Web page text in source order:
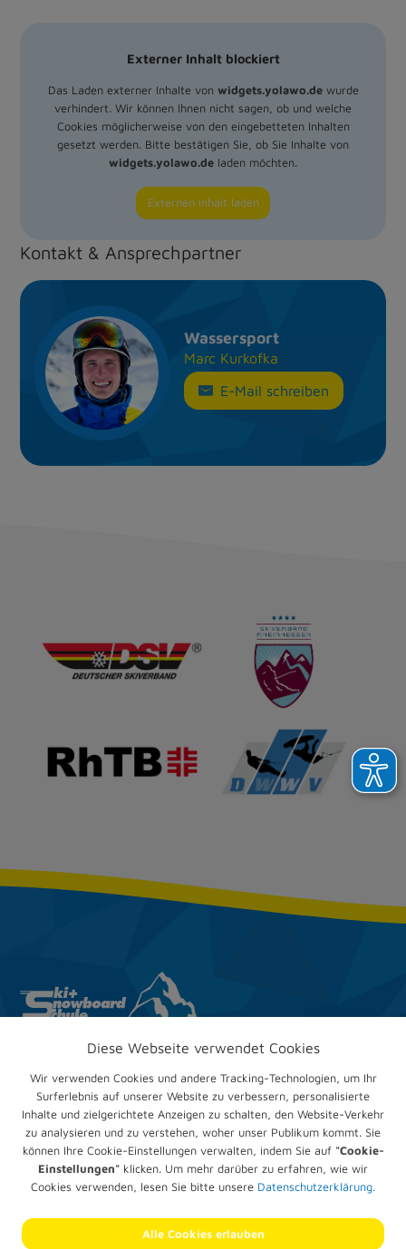
Externer Inhalt blockiert
Das Laden externer Inhalte von widgets.yolawo.dewurde
verhindert. Wir können Ihnen nicht sagen, ob und welche
Cookies möglicherweise von den eingebetteten Inhalten
gesetzt werden. Bitte bestätigen Sie, ob Sie Inhalte von
widgets.yolawo.de laden möchten.
Externen Inhalt laden
Kontakt & Ansprechpartner
Wassersport
Marc Kurkofka
E-Mail schreiben
Im Mühlengrund 24
67551 Worms
Telefon:+49 (0) 6247 905836
E-Mail:verwaltung@trappenberg.com
Impressum
Cookie-Einstellungen
Diese Webseite verwendet Cookies
Wir verwenden Cookies und andere Tracking-Technologien, um Ihr
Surferlebnis auf unserer Website zu verbessern, personalisierte
Inhalte und zielgerichtete Anzeigen zu schalten, den Website-Verkehr
zu analysieren und zu verstehen, woher unser Publikum kommt. Sie
können Ihre Cookie-Einstellungen verwalten, indem Sie auf "Cookie-
Einstellungen" klicken. Um mehr darüber zu erfahren, wie wir
Cookies verwenden, lesen Sie bitte unsere Datenschutzerklärung.
Alle Cookies erlauben